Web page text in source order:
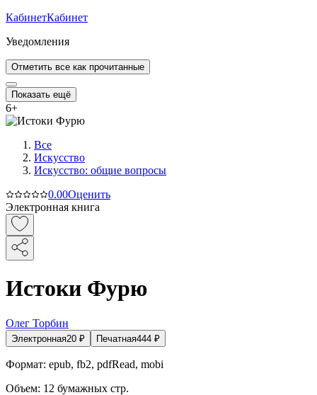
КабинетКабинет
Уведомления
Отметить все как прочитанные
Показать ещё
6+
Все
Искусство
Искусство: общие вопросы
0.00Оценить
Электронная книга
Истоки Фурю
Олег Торбин
Электронная20 ₽ Печатная444 ₽
Формат: epub, fb2, pdfRead, mobi
Объем: 12 бумажных стр.